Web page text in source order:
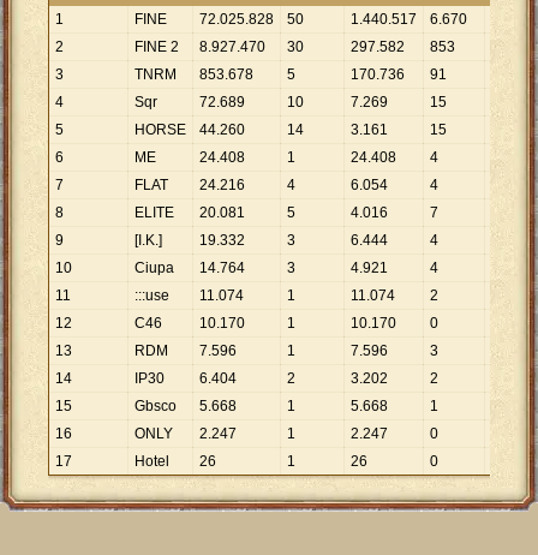
1
FINE 72.025.828 50 1.440.517 6.670
2
FINE 2 8.927.470 30 297.582 853 10
466
3
TNRM 853.678 5 170.736 91
381
4
Sqr 72.689 10 7.269 15 4
5
HORSE 44.260 14 3.161 15
951
6
ME 24.408 1 24.408 4 6
7
FLAT 24.216 4 6.054 4
054
8
ELITE 20.081 5 4.016 7
9
[I.K.] 19.332 3 6.444 4 4 833
10
Ciupa 14.764 3 4.921 4
691
11
:::use 11.074 1 11.074 2
12
C46 10.170 1 10.170
0
13
RDM 7.596 1 7.596 3 2
14
IP30 6.404 2 3.202 2
15
Gbsco 5.668 1 5.668 1 5
16
ONLY 2.247 1 2.247
0
17
Hotel 26 1 26 0